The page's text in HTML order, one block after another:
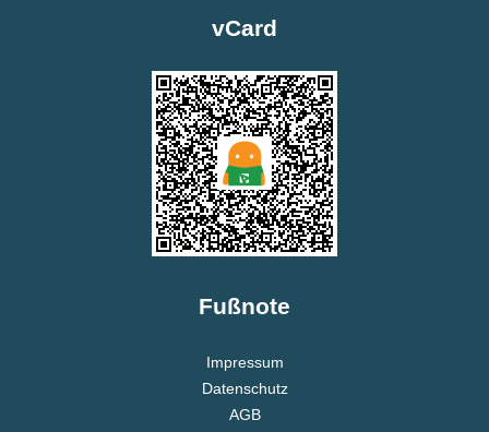
vCard
Fußnote
Impressum
Datenschutz
AGB